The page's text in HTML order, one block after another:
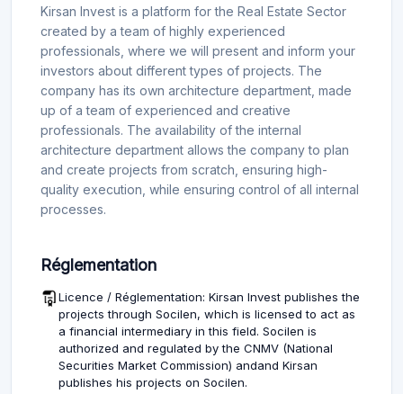
Kirsan Invest is a platform for the Real Estate Sector
created by a team of highly experienced
professionals, where we will present and inform your
investors about different types of projects. The
company has its own architecture department, made
up of a team of experienced and creative
professionals. The availability of the internal
architecture department allows the company to plan
and create projects from scratch, ensuring high-
quality execution, while ensuring control of all internal
processes.
Réglementation
Licence / Réglementation: Kirsan Invest publishes the
projects through Socilen, which is licensed to act as
a financial intermediary in this field. Socilen is
authorized and regulated by the CNMV (National
Securities Market Commission) andand Kirsan
publishes his projects on Socilen.